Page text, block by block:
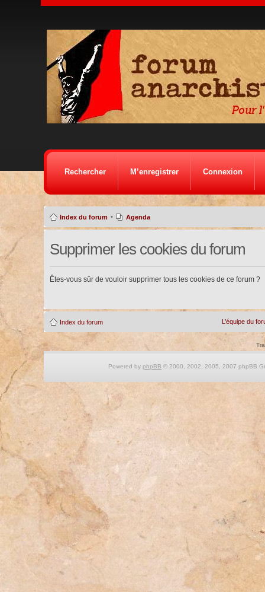
Rechercher M’enregistrer Connexion
Index du forum • Agenda
Supprimer les cookies du forum
Êtes-vous sûr de vouloir supprimer tous les cookies de ce forum ?
Index du forum L’équipe du
Powered by phpBB © 2000, 2002, 2005, 2007 phpBB